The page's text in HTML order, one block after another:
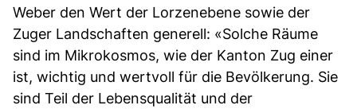
Weber den Wert der Lorzenebene sowie der
Zuger Landschaften generell: «Solche Räume
sind im Mikrokosmos, wie der Kanton Zug einer
ist, wichtig und wertvoll für die Bevölkerung. Sie
sind Teil der Lebensqualität und der